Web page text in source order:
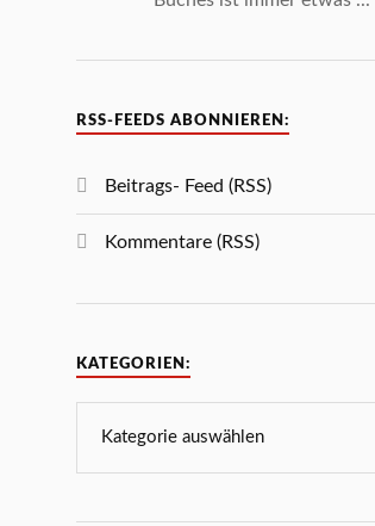
RSS-FEEDS ABONNIEREN:
Beitrags- Feed (RSS)
Kommentare (RSS)
KATEGORIEN: